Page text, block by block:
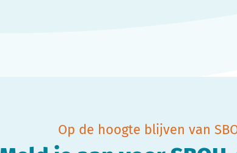
Op de hoogte blijven van